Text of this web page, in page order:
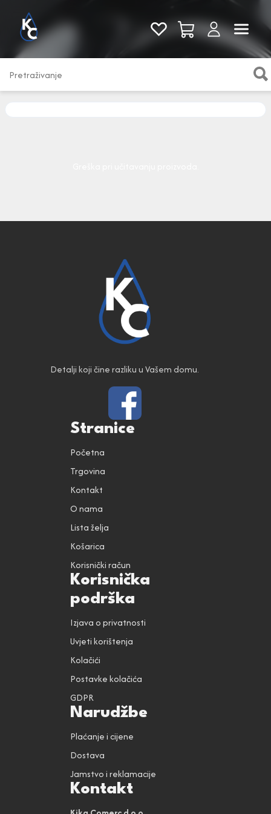
Pogledaj sve
Detalji koji čine razliku u Vašem domu.
Stranice
Početna
Trgovina
Kontakt
O nama
Lista želja
Košarica
Korisnički račun
Korisnička
podrška
Izjava o privatnosti
Uvjeti korištenja
Kolačići
Postavke kolačića
GDPR
Narudžbe
Plaćanje i cijene
Dostava
Jamstvo i reklamacije
Kontakt